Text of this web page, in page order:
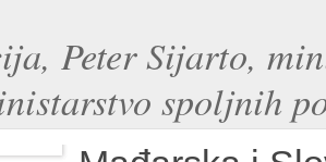
Peter Sijarto,
spoljnih